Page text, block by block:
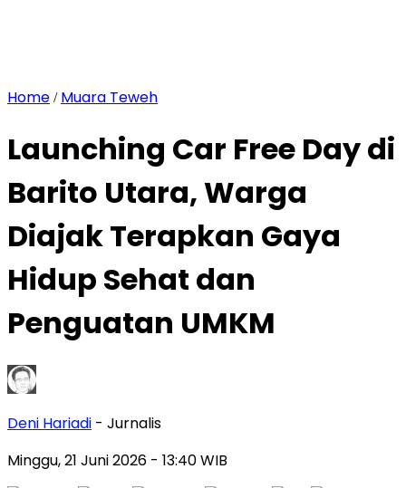
Home / Muara Teweh
Launching Car Free Day di
Barito Utara, Warga
Diajak Terapkan Gaya
Hidup Sehat dan
Penguatan UMKM
Deni Hariadi - Jurnalis
Minggu, 21 Juni 2026 - 13:40 WIB